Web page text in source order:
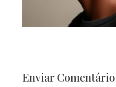
Enviar Comentário